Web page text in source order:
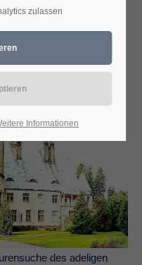
des adeligen
zulassen
Informationen